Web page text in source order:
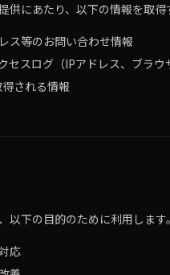
供にあたり、以下の情報を取得
ス等のお問い合わせ情報
セスログ（IPアドレス、ブラウ
される情報
以下の目的のために利用します。
応